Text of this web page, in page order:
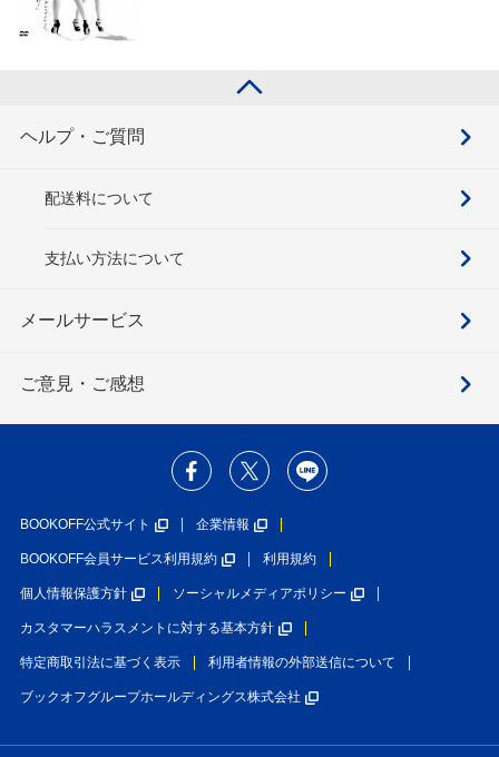
ヘルプ・ご質問
配送料について
支払い方法について
メールサービス
ご意見・ご感想
BOOKOFF公式サイト 企業情報
BOOKOFF会員サービス利用規約 利用規約
個人情報保護方針 ソーシャルメディアポリシー
カスタマーハラスメントに対する基本方針
特定商取引法に基づく表示 利用者情報の外部送信について
ブックオフグループホールディングス株式会社